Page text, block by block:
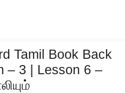
Tamil Book Back
– 3 | Lesson 6 –